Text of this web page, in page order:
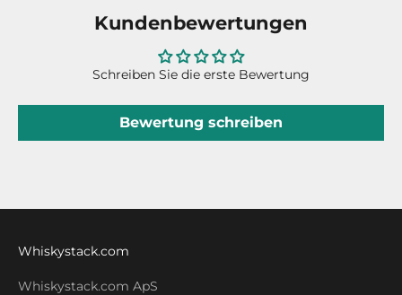
Kundenbewertungen
Schreiben Sie die erste Bewertung
Bewertung schreiben
Whiskystack.com
Whiskystack.com ApS